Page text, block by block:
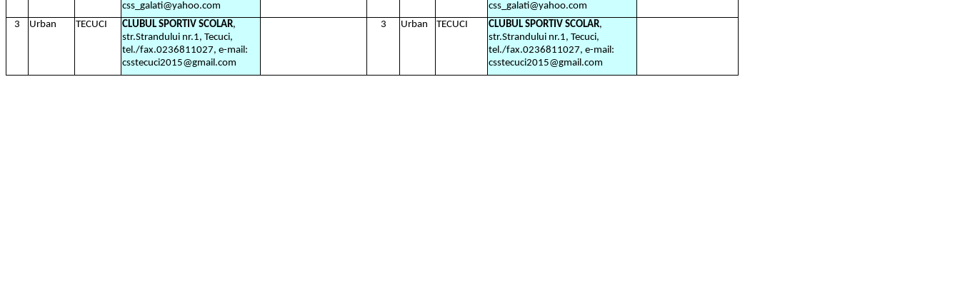
css_galati@yahoo.com
css_galati@yahoo.com
3
Urban TECUCI CLUBUL SPORTIV SCOLAR,
str.Strandului nr.1, Tecuci,
tel./fax.0236811027, e-mail:
csstecuci2015@gmail.com
3 Urban TECUCI CLUBUL SPORTIV SCOLAR,
str.Strandului nr.1, Tecuci,
tel./fax.0236811027, e-mail:
csstecuci2015@gmail.com